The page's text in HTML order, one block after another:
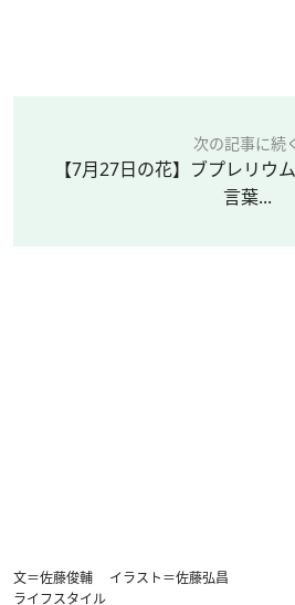
次の記事に続
【7月27日の花】ブプレリウ
言葉...
文＝佐藤俊輔 イラスト＝佐藤弘昌
ライフスタイル